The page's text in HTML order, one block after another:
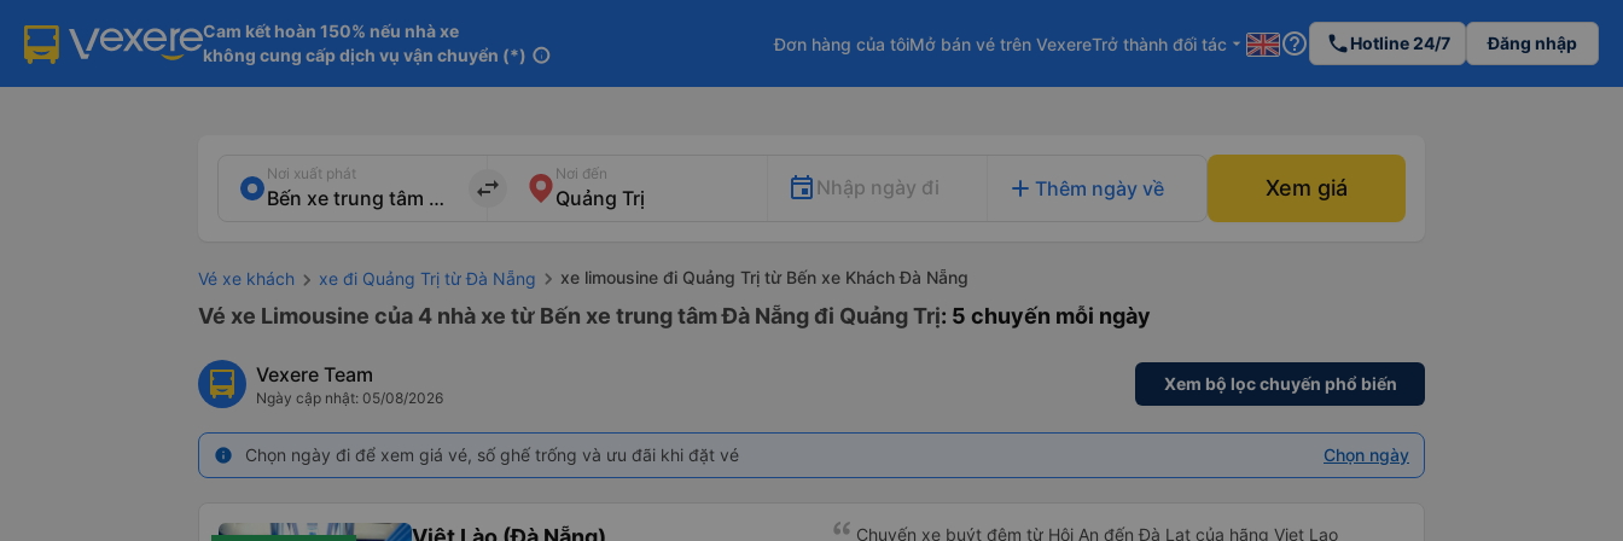
Cam kết hoàn 150% nếu nhà xe
không cung cấp dịch vụ vận chuyển (*) info
Đơn hàng của tôiMở bán vé trên VexereTrở thành đối tác arrow_drop_down help_outline phoneHotline 24/7 Đăng nhập
Nơi xuất phát
import_export
Nơi đến
Nhập ngày đi add Thêm ngày về Xem giá
Vé xe khách xe đi Quảng Trị từ Đà Nẵng xe limousine đi Quảng Trị từ Bến xe Khách Đà Nẵng
Vé xe Limousine của 4 nhà xe từ Bến xe trung tâm Đà Nẵng đi Quảng Trị: 5 chuyến mỗi ngày
Vexere Team
Ngày cập nhật: 05/08/2026
Xem bộ lọc chuyến phổ biến
info Chọn ngày đi để xem giá vé, số ghế trống và ưu đãi khi đặt vé Chọn ngày
Chuyến xe buýt đêm từ Hội An đến Đà Lạt của hãng Viet Lao